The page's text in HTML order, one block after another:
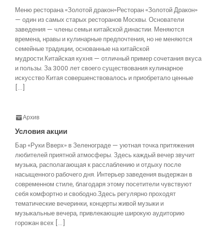
Меню ресторана «Золотой дракон»Ресторан «Золотой Дракон»
— один из самых старых ресторанов Москвы. Основатели
заведения — члены семьи китайской династии. Меняются
времена, нравы и кулинарные предпочтения, но не меняются
семейные традиции, основанные на китайской
мудрости.Китайская кухня — отличный пример сочетания вкуса
и пользы. За 3000 лет своего существования кулинарное
искусство Китая совершенствовалось и приобретало ценные
[…]
Архив
Условия акции
Бар «Руки Вверх» в Зеленограде — уютная точка притяжения
любителей приятной атмосферы. Здесь каждый вечер звучит
музыка, располагающая к расслаблению и отдыху после
насыщенного рабочего дня. Интерьер заведения выдержан в
современном стиле, благодаря этому посетители чувствуют
себя комфортно и свободно.Здесь регулярно проходят
тематические вечеринки, концерты живой музыки и
музыкальные вечера, привлекающие широкую аудиторию
горожан всех […]